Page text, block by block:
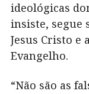
ideológicas
insiste, segue
Jesus Cristo
Evangelho.
“Não são as